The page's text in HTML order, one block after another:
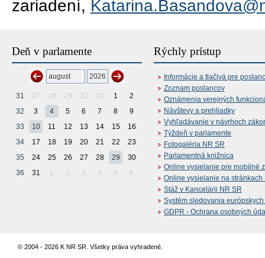
zariadení,
Deň v parlamente
31 27 28 29 30 31 1
2
32
3 4 5 6 7 8
9
33
10 11 12 13 14 15
16
34
17 18 19 20 21 22
23
35
24 25 26 27 28 29
30
36
31 1 2 3 4 5 6
Rýchly prístup
Informácie a tlačivá pre
Zoznam poslancov
Oznámenia verejných
Návštevy a prehliadky
Vyhľadávanie v návrhoch
Týždeň v parlamente
Fotogaléria NR SR
Parlamentná knižnica
Online vysielanie pre mobilné
Online vysielanie na stránkach
Stáž v Kancelárii NR SR
Systém sledovania
GDPR - Ochrana osobných
© 2004 - 2026 K NR SR. Všetky práva vyhradené.